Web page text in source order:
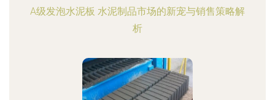
A级发泡水泥板 水泥制品市场的新宠与销售策略解
析